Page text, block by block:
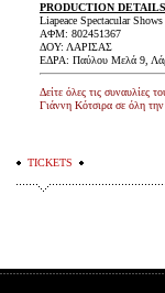
PRODUCTION DETAILS
Liapeace Spectacular
ΑΦΜ: 802451367
ΔΟΥ: ΛΑΡΙΣΑΣ
ΕΔΡΑ: Παύλου Μελά 9,
Δείτε όλες τις συναυλίες
Γιάννη Κότσιρα σε όλη
TICKETS